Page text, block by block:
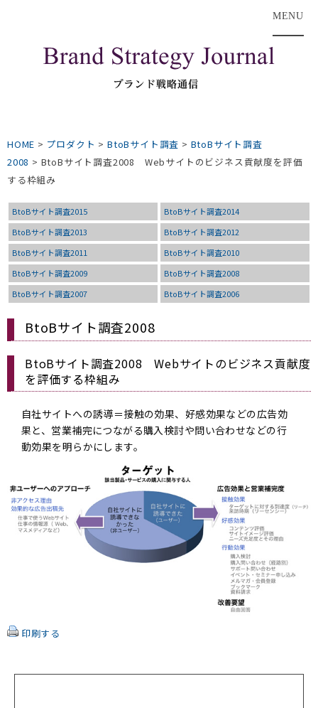
MENU
HOME > プロダクト >BtoBサイト調査 > BtoBサイト調査
2008 > BtoBサイト調査2008 Webサイトのビジネス貢献度を評価
する枠組み
BtoBサイト調査2015
BtoBサイト調査2014
BtoBサイト調査2013
BtoBサイト調査2012
BtoBサイト調査2011
BtoBサイト調査2010
BtoBサイト調査2009
BtoBサイト調査2008
BtoBサイト調査2007
BtoBサイト調査2006
BtoBサイト調査2008
BtoBサイト調査2008 Webサイトのビジネス貢献度
を評価する枠組み
自社サイトへの誘導＝接触の効果、好感効果などの広告効
果と、営業補完につながる購入検討や問い合わせなどの行
動効果を明らかにします。
印刷する